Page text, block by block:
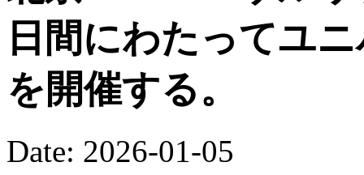
日間にわたってユ
を開催する。
Date: 2026-01-05